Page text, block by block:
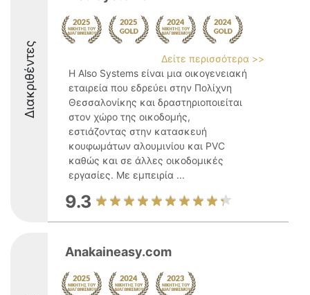
Διακριθέντες
Δείτε περισσότερα >>
Η Also Systems είναι μια οικογενειακή
εταιρεία που εδρεύει στην Πολίχνη
Θεσσαλονίκης και δραστηριοποιείται
στον χώρο της οικοδομής,
εστιάζοντας στην κατασκευή
κουφωμάτων αλουμινίου και PVC
καθώς και σε άλλες οικοδομικές
εργασίες. Με εμπειρία ...
9.3
Anakaineasy.com